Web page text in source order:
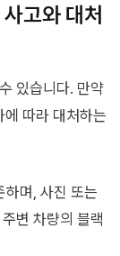
고와 대처
있습니다. 만약
따라 대처하는
하며, 사진 또는
변 차량의 블랙